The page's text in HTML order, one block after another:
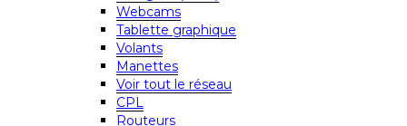
Webcams
Tablette graphique
Volants
Manettes
Voir tout le réseau
CPL
Routeurs